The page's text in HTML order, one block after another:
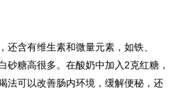
还含有维生素和微量元素，如铁、
砂糖高很多。在酸奶中加入2克红糖，
法可以改善肠内环境，缓解便秘，还